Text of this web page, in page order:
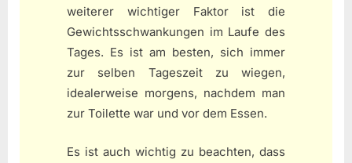
weiterer wichtiger Faktor ist die
Gewichtsschwankungen im Laufe des
Tages. Es ist am besten, sich immer
zur selben Tageszeit zu wiegen,
idealerweise morgens, nachdem man
zur Toilette war und vor dem Essen.
Es ist auch wichtig zu beachten, dass